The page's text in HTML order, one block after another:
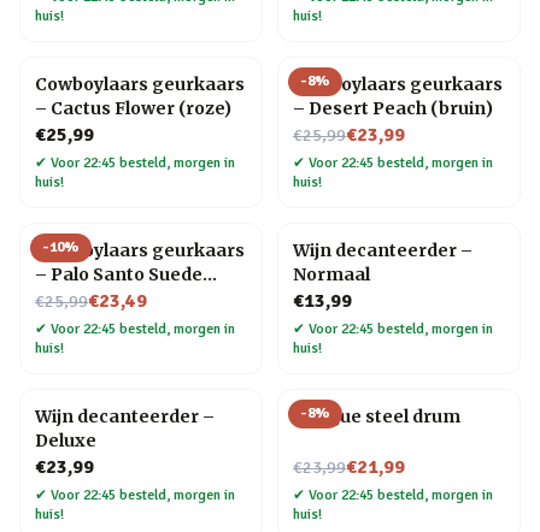
huis!
huis!
Cowboylaars geurkaars
– Cactus Flower (roze)
€25,99
✔ Voor 22:45 besteld, morgen in
huis!
-8%
Cowboylaars geurkaars
– Desert Peach (bruin)
€25,99
Nu voor€23,99
✔ Voor 22:45 besteld, morgen in
huis!
-10%
Cowboylaars geurkaars
– Palo Santo Suede
(zwart)
€25,99
Nu voor€23,49
✔ Voor 22:45 besteld, morgen in
huis!
Wijn decanteerder –
Normaal
€13,99
✔ Voor 22:45 besteld, morgen in
huis!
Wijn decanteerder –
Deluxe
€23,99
✔ Voor 22:45 besteld, morgen in
huis!
-8%
Tongue steel drum
€23,99
Nu voor€21,99
✔ Voor 22:45 besteld, morgen in
huis!